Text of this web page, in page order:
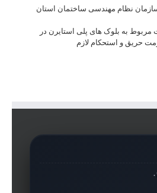
نظام مهندسی ساختمان استان
به بلوک های پلی استایرن در
حریق و استحکام لازم